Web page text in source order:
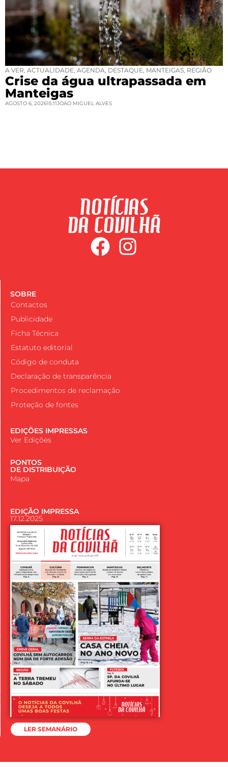
A VER ACTUALIDADE AGENDA DESTAQUE MANTEIGAS REGIÃO
Crise da água ultrapassada em
Manteigas
AGOSTO 6, 202615:11JOAO MIGUEL ALVES
SOBRE
Contactos
Publicidade
Ficha Técnica
Estatuto editorial
Código de conduta
Declaração de transparência
Procedimentos de reclamação
Proteção de fontes
EDIÇÕES IMPRESSAS
Ver Edições
PONTOS
DE DISTRIBUIÇÃO
Mapa
EDIÇÃO IMPRESSA
17.12.2025
LER SEMANÁRIO